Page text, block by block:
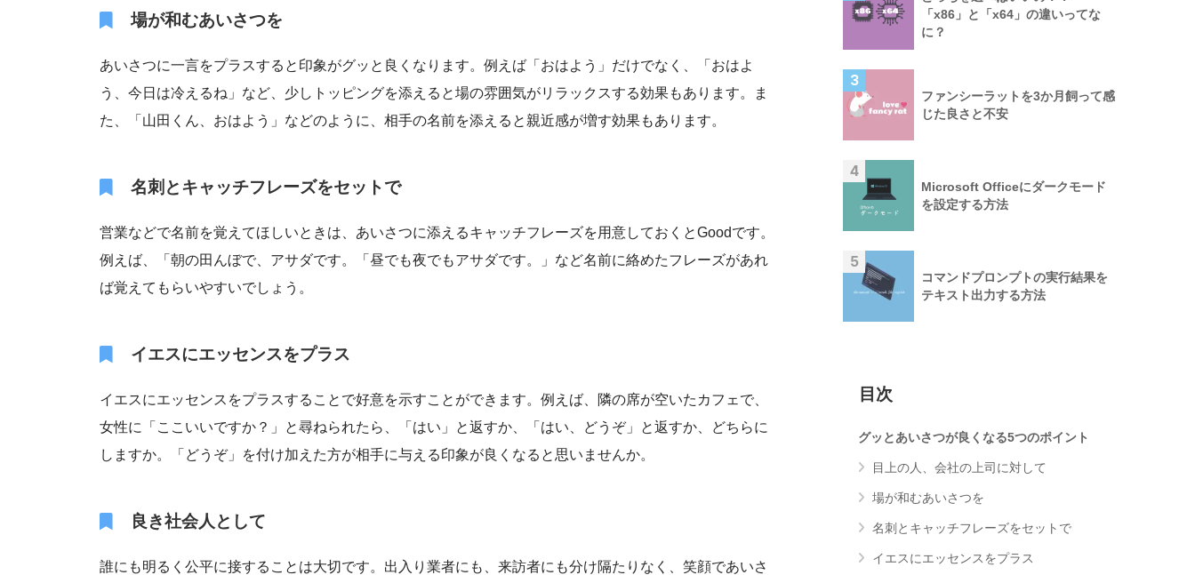
場が和むあいさつを
あいさつに一言をプラスすると印象がグッと良くなります。例えば「おはよう」だけでなく、「おはよ
う、今日は冷えるね」など、少しトッピングを添えると場の雰囲気がリラックスする効果もあります。ま
た、「山田くん、おはよう」などのように、相手の名前を添えると親近感が増す効果もあります。
名刺とキャッチフレーズをセットで
営業などで名前を覚えてほしいときは、あいさつに添えるキャッチフレーズを用意しておくとGoodです。
例えば、「朝の田んぼで、アサダです。「昼でも夜でもアサダです。」など名前に絡めたフレーズがあれ
ば覚えてもらいやすいでしょう。
イエスにエッセンスをプラス
イエスにエッセンスをプラスすることで好意を示すことができます。例えば、隣の席が空いたカフェで、
女性に「ここいいですか？」と尋ねられたら、「はい」と返すか、「はい、どうぞ」と返すか、どちらに
しますか。「どうぞ」を付け加えた方が相手に与える印象が良くなると思いませんか。
良き社会人として
誰にも明るく公平に接することは大切です。出入り業者にも、来訪者にも分け隔たりなく、笑顔であいさ
「x86」と「x64」の違いってな
に？
3
ファンシーラットを3か月飼って感
じた良さと不安
4
Microsoft Officeにダークモード
を設定する方法
5
コマンドプロンプトの実行結果を
テキスト出力する方法
目次
グッとあいさつが良くなる5つのポイント
目上の人、会社の上司に対して
場が和むあいさつを
名刺とキャッチフレーズをセットで
イエスにエッセンスをプラス